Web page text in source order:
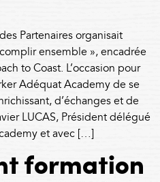
Partenaires organisait
ensemble », encadrée
to Coast. L’occasion pour
Adéquat Academy de se
d’échanges et de
LUCAS, Président délégué
et avec […]
formation